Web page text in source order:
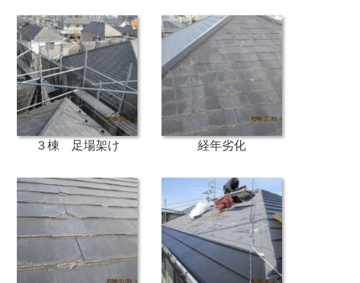
３棟 足場架け 経年劣化